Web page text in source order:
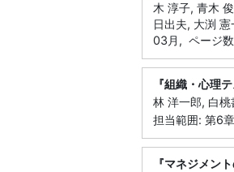
木 淳子, 青木
日出夫, 大渕
03月, ページ
『組織・心理
林 洋一郎, 白
担当範囲: 第6
『マネジメン